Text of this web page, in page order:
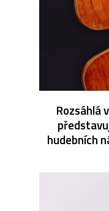
Rozsáhlá
hudebních